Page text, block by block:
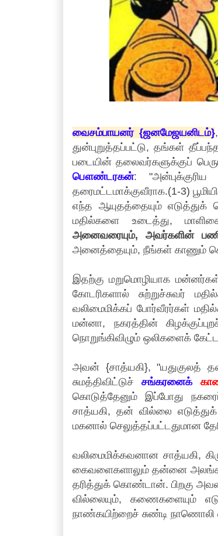
வைசம்பாயனர் {ஜனமேஜயனிடம்}
துன்புறுத்தப்பட்டு, தங்கள்
படையின் தலைவர்களுக்குப்
பௌண்டரகன்:
தரைமட்டமாக்குவீராக.(1-3)
எந்த ஆயுதத்தையும் எடுத்துக்
மதில்களை உடைத்து,
அனைவரையும், அவர்களின்
அனைத்தையும், நீங்கள் காணும்
இதற்கு மறுமொழியாக
கோடரிகளால் சுற்றுச்சுவர்
வலிமைமிக்கப் போர்வீரர்கள்
மன்னா, நகரத்தின்
நொறுங்கிவிழும் ஒலிகளைக் கேட்ட
அவன் {சாத்யகி}, "யதுகுலத்
சுமத்திவிட்டுச்சங்கரனைக்காண
கொடுத்தேனும் இப்போது
சாத்யகி, தன் வில்லை
மகனால் செலுத்தப்பட்டதுமான
வலிமைமிக்கவனான சாத்யகி,
கைவளைகளாலும் தன்னை
தரித்துக் கொண்டான். பிறகு
வில்லையும், கணைகளையும்
நாண்கயிற்றைச் சுண்டி நாணொலி